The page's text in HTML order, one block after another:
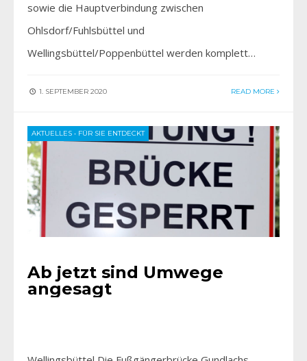
sowie die Hauptverbindung zwischen
Ohlsdorf/Fuhlsbüttel und
Wellingsbüttel/Poppenbüttel werden komplett…
1. SEPTEMBER 2020 READ MORE
AKTUELLES • FÜR SIE ENTDECKT
Ab jetzt sind Umwege
angesagt